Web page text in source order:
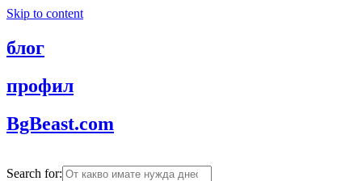
Skip to content
блог
профил
BgBeast.com
Search for: